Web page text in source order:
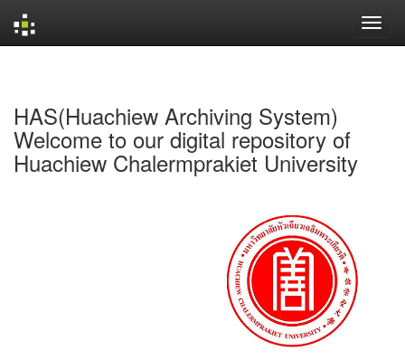
HAS(Huachiew Archiving System)
Welcome to our digital repository of
Huachiew Chalermprakiet University